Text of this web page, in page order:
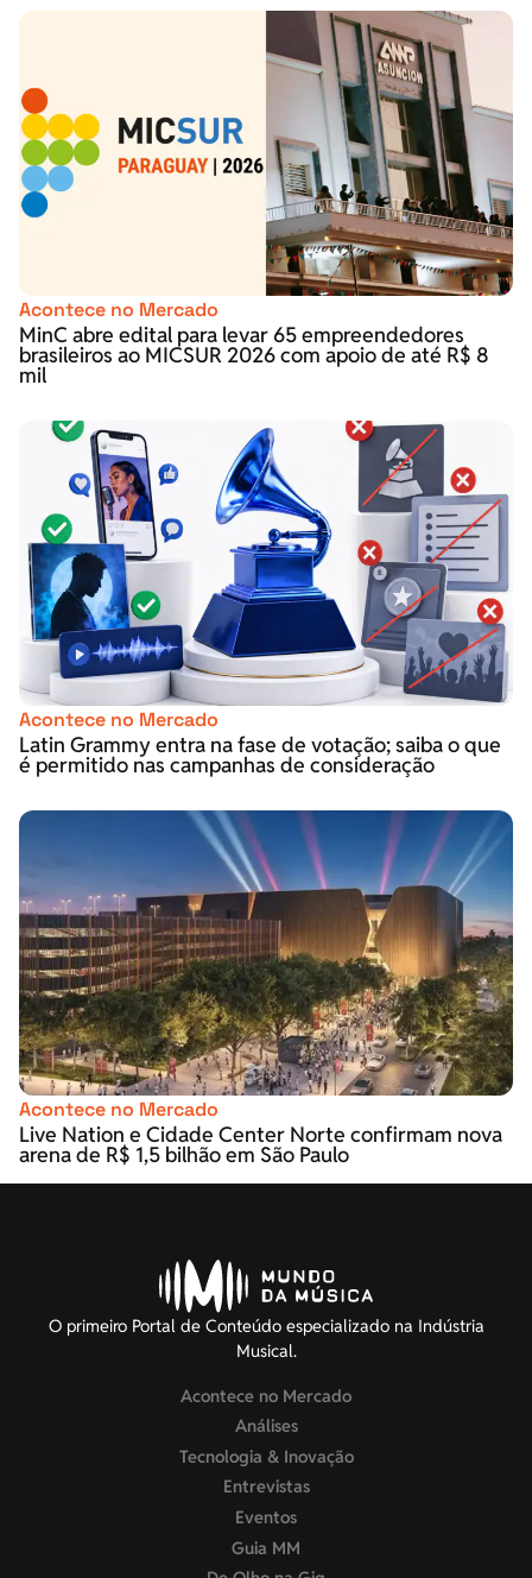
Acontece no Mercado
MinC abre edital para levar 65 empreendedores
brasileiros ao MICSUR 2026 com apoio de até R$ 8
mil
Acontece no Mercado
Latin Grammy entra na fase de votação; saiba o que
é permitido nas campanhas de consideração
Acontece no Mercado
Live Nation e Cidade Center Norte confirmam nova
arena de R$ 1,5 bilhão em São Paulo
O primeiro Portal de Conteúdo especializado na Indústria
Musical.
Acontece no Mercado
Análises
Tecnologia & Inovação
Entrevistas
Eventos
Guia MM